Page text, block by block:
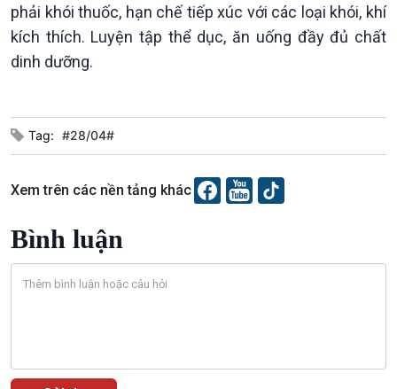
Podcast
10 phút Sự kiện - Luận bàn
Câu chuyện thời sự
phải khói thuốc, hạn chế tiếp xúc với các loại khói, khí
kích thích. Luyện tập thể dục, ăn uống đầy đủ chất
dinh dưỡng.
Tag: #28/04#
Xem trên các nền tảng khác
Bình luận